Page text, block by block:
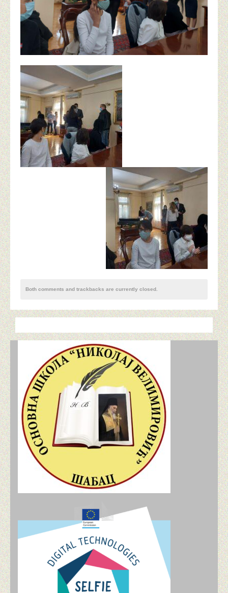
ШКОЛСКИ ПРОГРАМ ШК. 2022/23-2025/26. ГОД.
ЛЕТОПИСИ
ОРГАНИЗАЦИЈА РАДА
АКТИВНОСТИ ТИМОВА
ЕЗБОРНИЦА
НАСТАВА НА ДАЉИНУ
ПРИМЕРИ ДОБРЕ ПРАКСЕ
ПСИХОЛОШКИ КУТАК
УЧЕНИЧКИ ПАРЛАМЕНТ
ПРОДУЖЕНИ БОРАВАК
ПАРТНЕРСТВО ЗА ПРАВЕДНО КВАЛИТЕТНО
ШКОЛА ЗА 21. ВЕК
МОЈ ГРАД У БУДУЋНОСТИ
„ACTIV YOU“ ПРОЈЕКАТ ERASMUS+
„BREAKING THE CHAINS: BUILDING HEALTHY
СПОЉАШЊЕ ВРЕДНОВАЊЕ ШКОЛЕ
ТАКМИЧЕЊА И АКТИВНОСТИ
СРПСКИ ЈЕЗИК И КЊИЖЕВНОСТ
ТАКМИЧЕЊА ИЗ СРПСКОГ ЈЕЗИКА И
ЕНГЛЕСКИ ЈЕЗИК
МАТЕМАТИКА
ИСТОРИЈА
Both comments and trackbacks are currently closed.